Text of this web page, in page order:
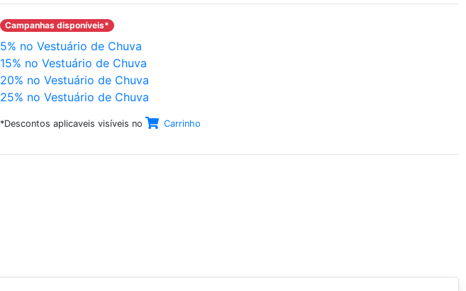
Campanhas disponíveis*
5% no Vestuário de Chuva
15% no Vestuário de Chuva
20% no Vestuário de Chuva
25% no Vestuário de Chuva
*Descontos aplicaveis visíveis no Carrinho